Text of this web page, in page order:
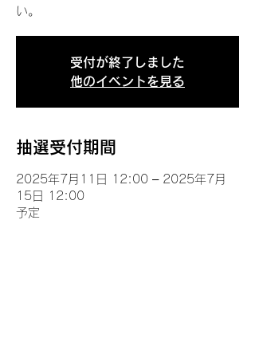
い。
受付が終了しました
他のイベントを見る
抽選受付期間
2025年7月11日 12:00 – 2025年7月
15日 12:00
予定